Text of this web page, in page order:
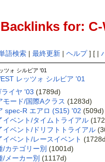
Backlinks for: C-
語検索 |最終更新 |ヘルプ] [ |
ツォ シルビア '01
レッツォ シルビア '01
ライヤ '03 (1789d)
モード/国際Aクラス (1283d)
spec-R エアロ (S15) '02 (509d)
イベント/タイムトライアル
イベント/ドリフトトライアル
イベント/レースイベント
/カテゴリー別 (1001d)
/メーカー別 (1117d)